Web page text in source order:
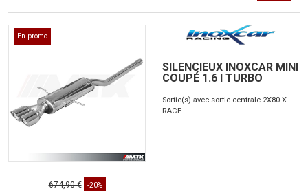
En promo
SILENCIEUX INOXCAR MINI
COUPÉ 1.6 I TURBO
Sortie(s) avec sortie centrale 2X80 X-
RACE
674,90 € -20%